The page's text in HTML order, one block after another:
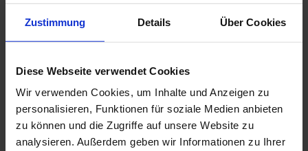
Zustimmung Details Über Cookies
Diese Webseite verwendet Cookies
Wir verwenden Cookies, um Inhalte und Anzeigen zu
personalisieren, Funktionen für soziale Medien anbieten
zu können und die Zugriffe auf unsere Website zu
analysieren. Außerdem geben wir Informationen zu Ihrer
Erfahrungen &
Wir beurteilen FUNK anhand von Kundenrezensionen,
dem Preis-Leistungs-Verhältnis der Tarife und den
Service-App-Bewertungen.